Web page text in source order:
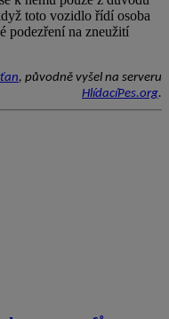
toto vozidlo řídí osoba
podezření na zneužití
, původně vyšel na serveru
HlídacíPes.org.